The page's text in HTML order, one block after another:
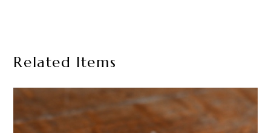
Related Items